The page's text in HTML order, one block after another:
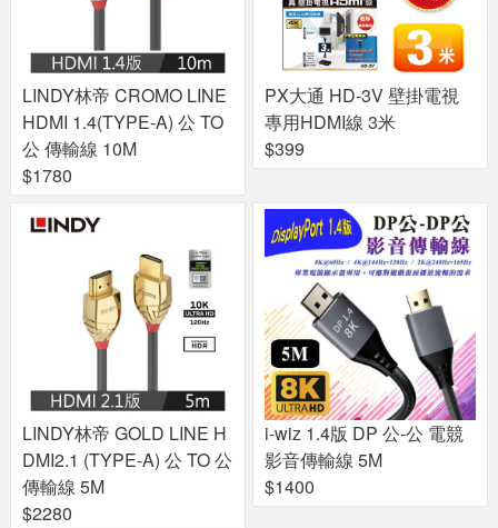
LINDY林帝 CROMO LINE
HDMI 1.4(TYPE-A) 公 TO
公 傳輸線 10M
$1780
PX大通 HD-3V 壁掛電視
專用HDMI線 3米
$399
LINDY林帝 GOLD LINE H
DMI2.1 (TYPE-A) 公 TO 公
傳輸線 5M
$2280
i-wiz 1.4版 DP 公-公 電競
影音傳輸線 5M
$1400